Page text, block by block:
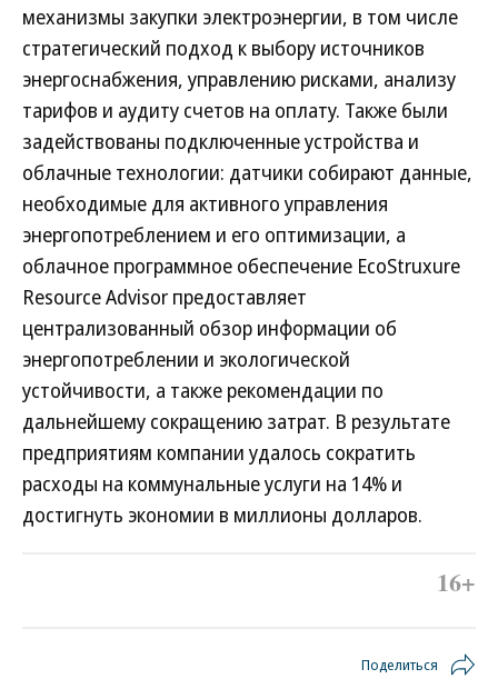
механизмы закупки электроэнергии, в том числе
стратегический подход к выбору источников
энергоснабжения, управлению рисками, анализу
тарифов и аудиту счетов на оплату. Также были
задействованы подключенные устройства и
облачные технологии: датчики собирают данные,
необходимые для активного управления
энергопотреблением и его оптимизации, а
облачное программное обеспечение EcoStruxure
Resource Advisor предоставляет
централизованный обзор информации об
энергопотреблении и экологической
устойчивости, а также рекомендации по
дальнейшему сокращению затрат. В результате
предприятиям компании удалось сократить
расходы на коммунальные услуги на 14% и
достигнуть экономии в миллионы долларов.
16+
Поделиться